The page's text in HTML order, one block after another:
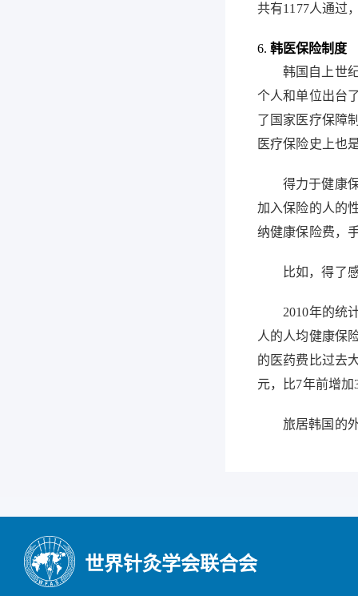
共有1177人通过
6. 韩医保险制度
韩国自上世
个人和单位出台
了国家医疗保障
医疗保险史上也
得力于健康
加入保险的人的
纳健康保险费，
比如，得了
2010年的统
人的人均健康保
的医药费比过去
元，比7年前增加
旅居韩国的
世界针灸学会联合会